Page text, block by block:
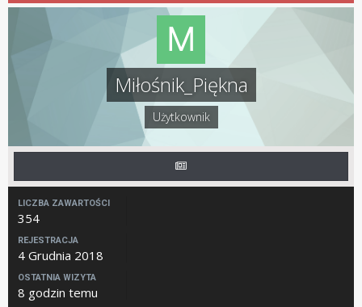
Miłośnik_Piękna
Użytkownik
LICZBA ZAWARTOŚCI
354
REJESTRACJA
4 Grudnia 2018
OSTATNIA WIZYTA
8 godzin temu